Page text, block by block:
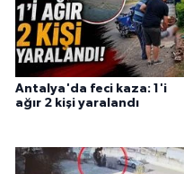
Antalya'da feci kaza: 1'i
ağır 2 kişi yaralandı